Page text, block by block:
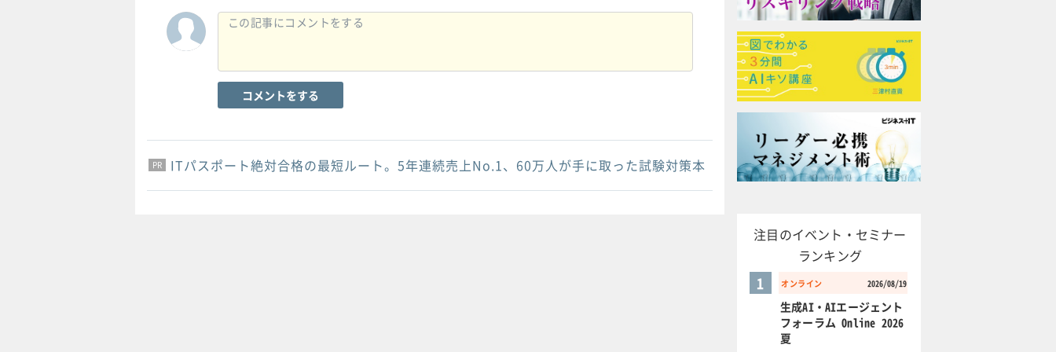
コメントをする
PR
PR
PR ITパスポート絶対合格の最短ルート。5年連続売上No.1、60万人が手に取った試験対策本
注目のイベント・セミナー
ランキング
オンライン 2026/08/19
1
生成AI・AIエージェント
フォーラム Online 2026
夏